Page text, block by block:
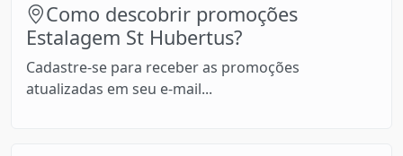
Como descobrir promoções
Estalagem St Hubertus?
Cadastre-se para receber as promoções
atualizadas em seu e-mail...